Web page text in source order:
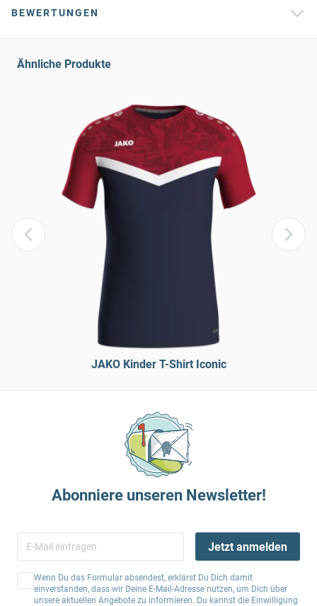
BEWERTUNGEN
Ähnliche Produkte
JAKO Kinder T-Shirt Iconic
Abonniere unseren Newsletter!
Jetzt anmelden
Wenn Du das Formular absendest, erklärst Du Dich damit
einverstanden, dass wir Deine E-Mail-Adresse nutzen, um Dich über
unsere aktuellen Angebote zu informieren. Du kannst die Einwilligung